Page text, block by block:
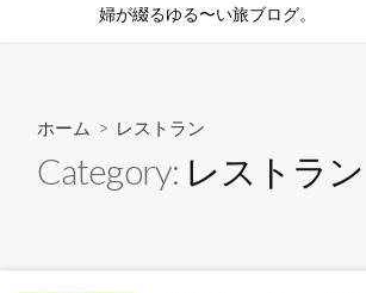
婦が綴るゆる〜い旅ブログ。
ホーム > レストラン
Category: レストラン